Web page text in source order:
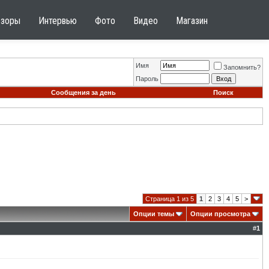
Интервью Фото Видео Магазин
Имя
Запомнить?
Пароль
Сообщения за день
Поиск
Страница 1 из 5 1 2 3 4 5 >
Опции темы
Опции просмотра
#1